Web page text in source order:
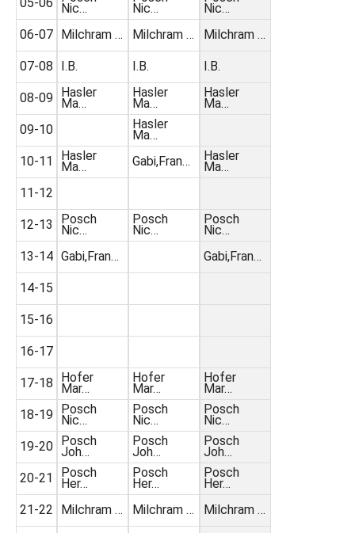
06-07
07-08
08-09
09-10
10-11
11-12
12-13
13-14
14-15
15-16
16-17
17-18
18-19
19-20
20-21
21-22
Nic…
Milchram …
I.B.
Hasler
Ma…
Hasler
Ma…
Posch
Nic…
Gabi,Fran…
Hofer
Mar…
Posch
Nic…
Posch
Joh…
Posch
Her…
Milchram …
Nic…
Milchram …
I.B.
Hasler
Ma…
Hasler
Ma…
Gabi,Fran…
Posch
Nic…
Hofer
Mar…
Posch
Nic…
Posch
Joh…
Posch
Her…
Milchram …
Nic…
Milchram …
I.B.
Hasler
Ma…
Hasler
Ma…
Posch
Nic…
Gabi,Fran…
Hofer
Mar…
Posch
Nic…
Posch
Joh…
Posch
Her…
Milchram …